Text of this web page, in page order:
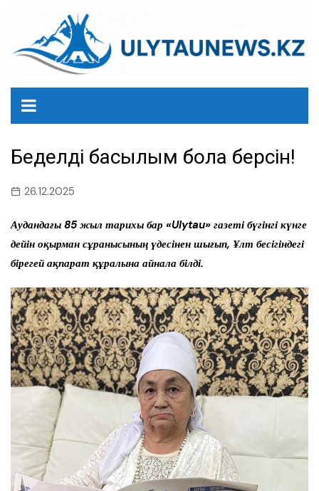
содержанию
Беделді басылым бола берсін!
26.12.2025
Аудандағы 85 жыл тарихы бар «Ulytau» газеті бүгінгі күнге
дейін оқырман сұранысының үдесінен шығып, Ұлт бесігіндегі
бірегей ақпарат құралына айнала білді.